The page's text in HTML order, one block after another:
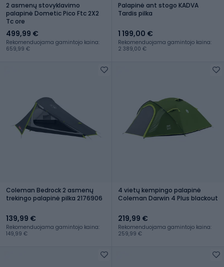
2 asmenų stovyklavimo
palapinė Dometic Pico Ftc 2X2
Tc ore
499,99 €
Rekomenduojama gamintojo kaina:
659,99 €
Palapinė ant stogo KADVA
Tardis pilka
1 199,00 €
Rekomenduojama gamintojo kaina:
2 389,00 €
Coleman Bedrock 2 asmenų
trekingo palapinė pilka 2176906
139,99 €
Rekomenduojama gamintojo kaina:
149,99 €
4 vietų kempingo palapinė
Coleman Darwin 4 Plus blackout
219,99 €
Rekomenduojama gamintojo kaina:
259,99 €